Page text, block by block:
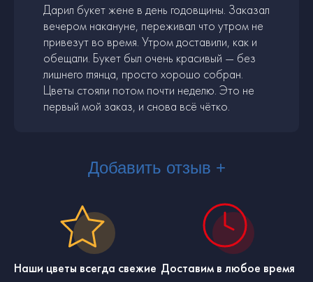
Дарил букет жене в день годовщины. Заказал
вечером накануне, переживал что утром не
привезут во время. Утром доставили, как и
обещали. Букет был очень красивый — без
лишнего глянца, просто хорошо собран.
Цветы стояли потом почти неделю. Это не
первый мой заказ, и снова всё чётко.
Добавить отзыв +
Наши цветы всегда свежие Доставим в любое время